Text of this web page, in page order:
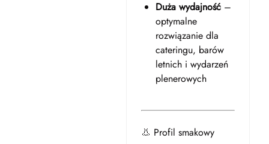
Duża wydajność–
optymalne
rozwiązanie dla
cateringu, barów
letnich i wydarzeń
plenerowych
👃 Profil smakowy